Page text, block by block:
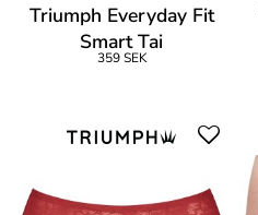
Triumph Everyday Fit
Smart Tai
359 SEK